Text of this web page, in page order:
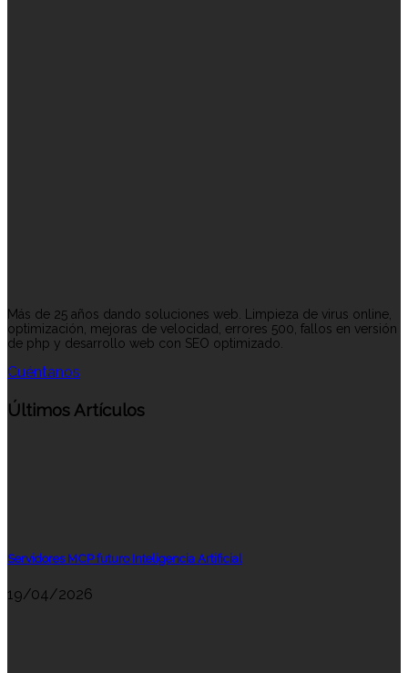
Más de 25 años dando soluciones web. Limpieza de virus online,
optimización, mejoras de velocidad, errores 500, fallos en versión
de php y desarrollo web con SEO optimizado.
Cuéntanos
Últimos Artículos
Servidores MCP futuro Inteligencia Artificial
19/04/2026